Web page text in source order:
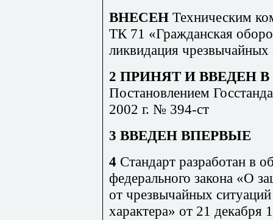
ВНЕСЕН Техническим
ТК 71 «Гражданская
ликвидация чрезвычайных
2 ПРИНЯТ И ВВЕДЕН
Постановлением
2002 г. № 394-ст
3 ВВЕДЕН ВПЕРВЫЕ
4 Стандарт разработан в
федерального закона «О
от чрезвычайных
характера» от 21